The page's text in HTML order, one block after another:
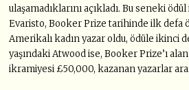
ulaşamadıklarını açıkladı. Bu seneki
Evaristo, Booker Prize tarihinde ilk defa
Amerikalı kadın yazar oldu, ödüle ikinci
yaşındaki Atwood ise, Booker Prize’ı
ikramiyesi £50,000, kazanan yazarlar